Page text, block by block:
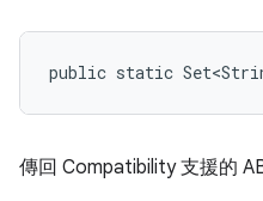
public static
傳回 Compatibility 支援的